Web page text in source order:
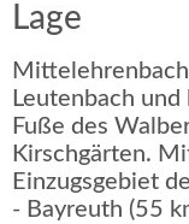
Lage
Leutenbach
Fuße des
Kirschgärten.
Einzugsgebiet
- Bayreuth (55